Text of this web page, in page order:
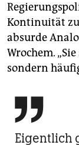
Kontinuität zu
absurde
Wrochem.
sondern

Eigentlich